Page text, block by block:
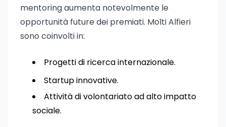
mentoring aumenta notevolmente le
opportunità future dei premiati. Molti Alfieri
sono coinvolti in:
Progetti di ricerca internazionale.
Startup innovative.
Attività di volontariato ad alto impatto
sociale.